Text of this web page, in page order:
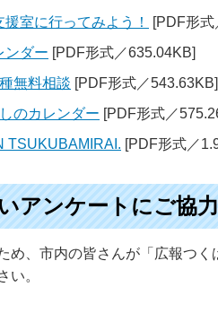
援室に行ってみよう！
[PDF形式
ンダー [PDF形式／635.04KB]
無料相談 [PDF形式／543.63KB]
のカレンダー [PDF形式／
TSUKUBAMIRAI. [PDF形式／
アンケートにご協
め、市内の皆さんが「広報つ
い。